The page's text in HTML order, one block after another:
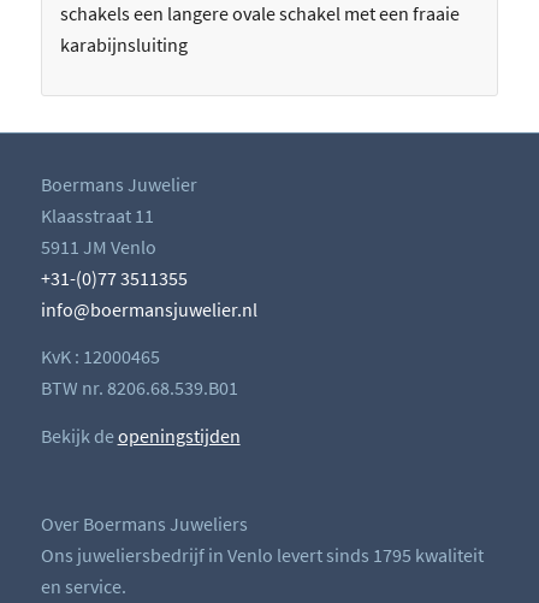
schakels een langere ovale schakel met een fraaie
karabijnsluiting
Boermans Juwelier
Klaasstraat 11
5911 JM Venlo
+31-(0)77 3511355
info@boermansjuwelier.nl
KvK : 12000465
BTW nr. 8206.68.539.B01
Bekijk deopeningstijden
Over Boermans Juweliers
Ons juweliersbedrijf in Venlo levert sinds 1795 kwaliteit
en service.